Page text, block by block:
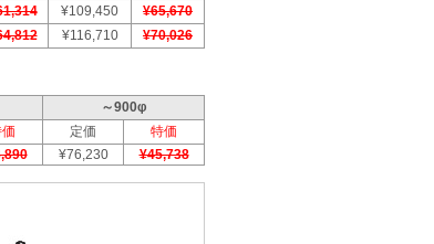
¥109,450
¥65,670
¥116,710 ¥70,026
～900φ
定価
特価
¥76,230 ¥45,738